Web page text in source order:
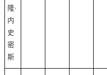
隆·
内
史
密
斯